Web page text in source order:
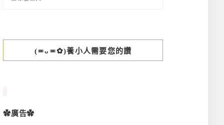
(≖ᴗ≖✿)養小人需要您的讚
✿廣告✿